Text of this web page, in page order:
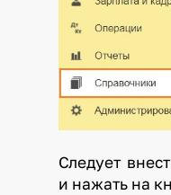
Следует
и нажать на